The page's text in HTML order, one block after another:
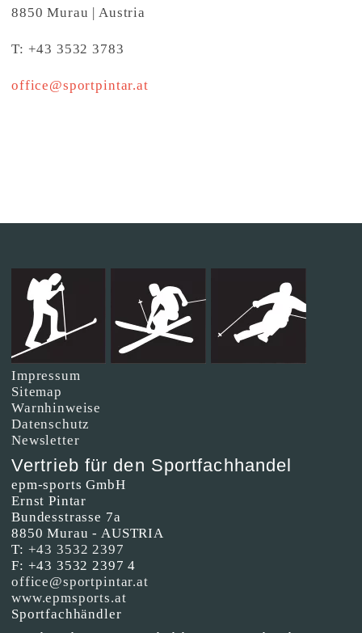
8850 Murau | Austria
T: +43 3532 3783
office@sportpintar.at
Impressum
Sitemap
Warnhinweise
Datenschutz
Newsletter
Vertrieb für den Sportfachhandel
epm-sports GmbH
Ernst Pintar
Bundesstrasse 7a
8850 Murau - AUSTRIA
T: +43 3532 2397
F: +43 3532 2397 4
office@sportpintar.at
www.epmsports.at
Sportfachhändler